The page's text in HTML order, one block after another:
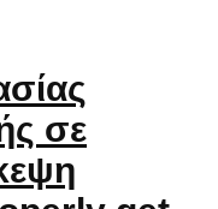
σε